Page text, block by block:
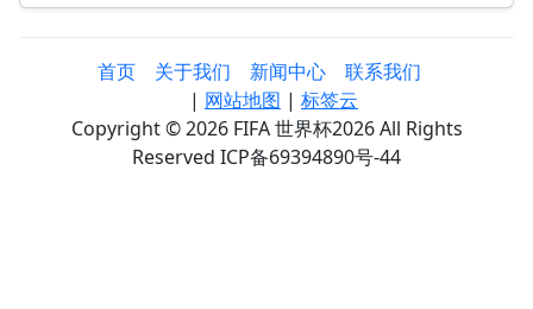
首页 关于我们 新闻中心
联系我们
| 网站地图 | 标签云
Copyright © 2026 FIFA 世界杯2026 All Rights
Reserved ICP备69394890号-44